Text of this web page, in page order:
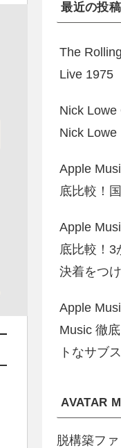
最近の投稿
The
Live 1975
Nick Lowe
Nick Lowe
Apple
底比較！
Apple
底比較！3
決着をつけ
Apple
Music 徹
トなサブ
AVATAR
脱構築フ